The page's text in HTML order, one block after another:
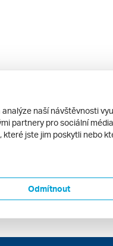
naší návštěvnosti
partnery pro sociální
jste jim poskytli nebo
Odmítnout